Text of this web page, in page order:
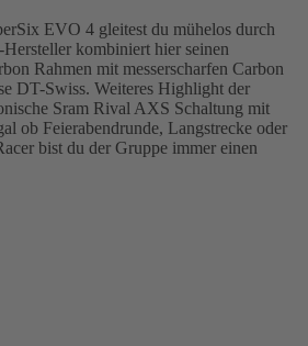
EVO 4 gleitest du mühelos durch
kombiniert hier seinen
Rahmen mit messerscharfen Carbon
DT-Swiss. Weiteres Highlight der
Sram Rival AXS Schaltung mit
ob Feierabendrunde, Langstrecke oder
bist du der Gruppe immer einen